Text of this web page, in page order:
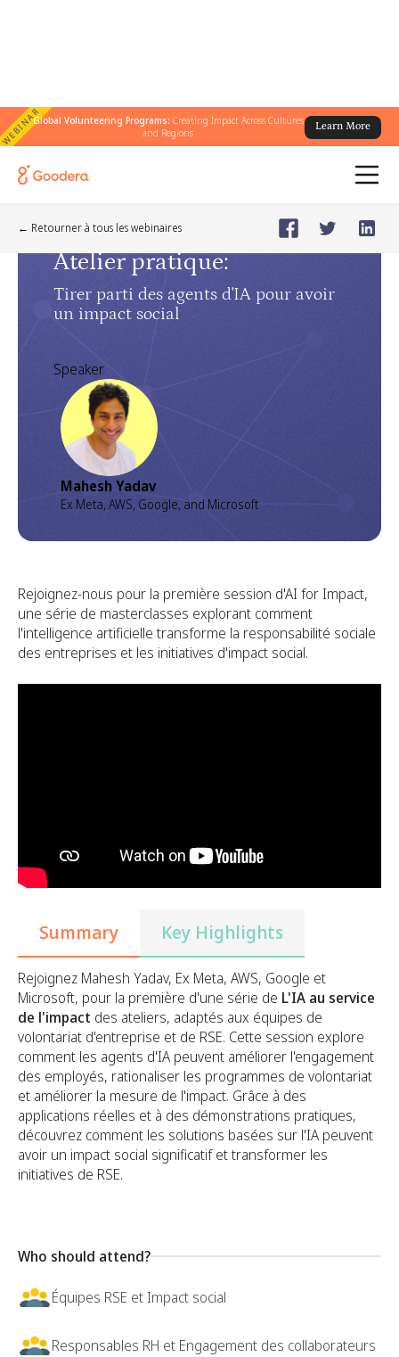
WEBINARGlobal Volunteering Programs: Creating Impact Across Cultures
and Regions
Learn More
← Retourner à tous les webinaires
🗓️May 8, 2025
Atelier pratique:
Tirer parti des agents d'IA pour avoir
un impact social
Speaker
Mahesh Yadav
Ex Meta, AWS, Google, and Microsoft
Rejoignez-nous pour la première session d'AI for Impact,
une série de masterclasses explorant comment
l'intelligence artificielle transforme la responsabilité sociale
des entreprises et les initiatives d'impact social.
Summary Key Highlights
Rejoignez Mahesh Yadav, Ex Meta, AWS, Google et
Microsoft, pour la première d'une série de L'IA au service
de l'impact des ateliers, adaptés aux équipes de
volontariat d'entreprise et de RSE. Cette session explore
comment les agents d'IA peuvent améliorer l'engagement
des employés, rationaliser les programmes de volontariat
et améliorer la mesure de l'impact. Grâce à des
applications réelles et à des démonstrations pratiques,
découvrez comment les solutions basées sur l'IA peuvent
avoir un impact social significatif et transformer les
initiatives de RSE.
Who should attend?
Équipes RSE et Impact social
Responsables RH et Engagement des collaborateurs